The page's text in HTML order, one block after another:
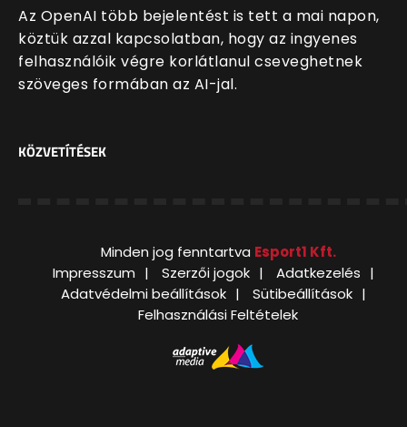
Az OpenAI több bejelentést is tett a mai napon,
köztük azzal kapcsolatban, hogy az ingyenes
felhasználóik végre korlátlanul cseveghetnek
szöveges formában az AI-jal.
KÖZVETÍTÉSEK
Minden jog fenntartva Esport1 Kft.
Impresszum
Szerzői jogok
Adatkezelés
Adatvédelmi beállítások
Sütibeállítások
Felhasználási Feltételek